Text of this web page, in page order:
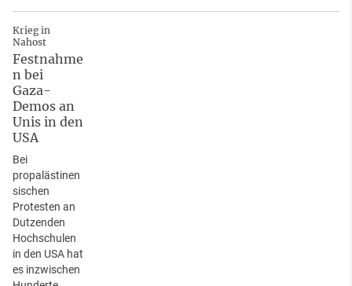
Krieg in
Nahost
Festnahme
n bei
Gaza-
Demos an
Unis in den
USA
Bei
propalästinen
sischen
Protesten an
Dutzenden
Hochschulen
in den USA hat
es inzwischen